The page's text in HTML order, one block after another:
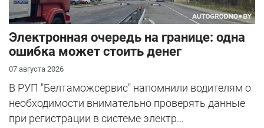
Электронная очередь на границе: одна
ошибка может стоить денег
07 августа 2026
В РУП "Белтаможсервис" напомнили водителям о
необходимости внимательно проверять данные
при регистрации в системе электр...